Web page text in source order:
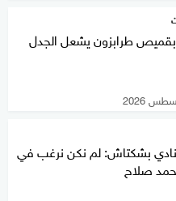
طرابزون يشعل الجدل
بشكتاش: لم نكن نرغب في
صلاح